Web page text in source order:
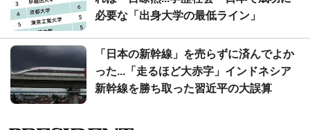
必要な「出身大学の最低ライン」
「日本の新幹線」を売らずに済んでよか
った...「走るほど大赤字」インドネシア
新幹線を勝ち取った習近平の大誤算